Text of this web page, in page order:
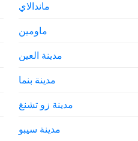
ماندالاي
ماومين
مدينة العين
مدينة بنما
مدينة زو تشنغ
مدينة سيبو